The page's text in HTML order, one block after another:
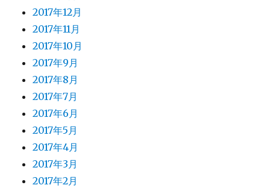
2017年12月
2017年11月
2017年10月
2017年9月
2017年8月
2017年7月
2017年6月
2017年5月
2017年4月
2017年3月
2017年2月